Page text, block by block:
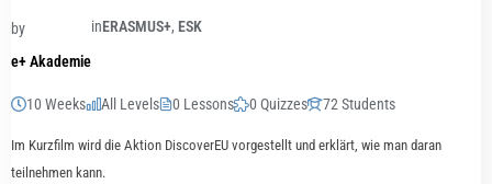
by
e+ Akademie
inERASMUS+, ESK
10 Weeks All Levels 0 Lessons 0 Quizzes 72 Students
Im Kurzfilm wird die Aktion DiscoverEU vorgestellt und erklärt, wie man daran
teilnehmen kann.